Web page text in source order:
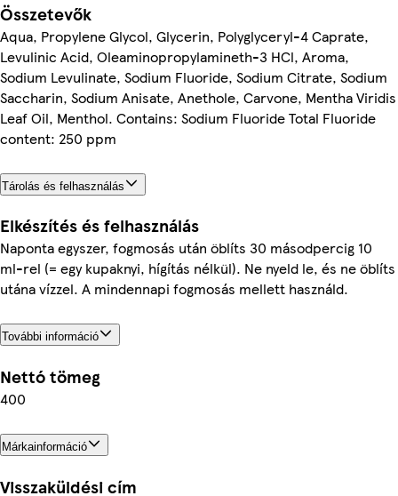
Összetevők
Aqua, Propylene Glycol, Glycerin, Polyglyceryl-4 Caprate,
Levulinic Acid, Oleaminopropylamineth-3 HCl, Aroma,
Sodium Levulinate, Sodium Fluoride, Sodium Citrate, Sodium
Saccharin, Sodium Anisate, Anethole, Carvone, Mentha Viridis
Leaf Oil, Menthol. Contains: Sodium Fluoride Total Fluoride
content: 250 ppm
Tárolás és felhasználás
Elkészítés és felhasználás
Naponta egyszer, fogmosás után öblíts 30 másodpercig 10
ml-rel (= egy kupaknyi, hígítás nélkül). Ne nyeld le, és ne öblíts
utána vízzel. A mindennapi fogmosás mellett használd.
További információ
Nettó tömeg
400
Márkainformáció
Visszaküldési cím